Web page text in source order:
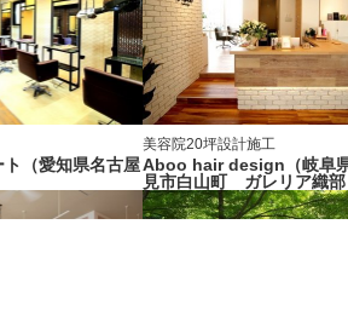
（愛知県名古屋
美容院20坪設計施工
Aboo hair design（岐阜
見市白山町 ガレリア織